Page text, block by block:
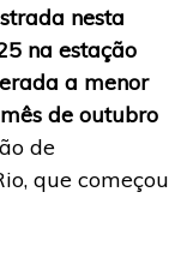
nesta
na estação
a menor
de outubro
de
que começou